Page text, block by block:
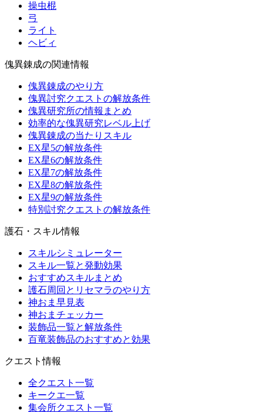
操虫棍
弓
ライト
ヘビィ
傀異錬成の関連情報
傀異錬成のやり方
傀異討究クエストの解放条件
傀異研究所の情報まとめ
効率的な傀異研究レベル上げ
傀異錬成の当たりスキル
EX星5の解放条件
EX星6の解放条件
EX星7の解放条件
EX星8の解放条件
EX星9の解放条件
特別討究クエストの解放条件
護石・スキル情報
スキルシミュレーター
スキル一覧と発動効果
おすすめスキルまとめ
護石周回とリセマラのやり方
神おま早見表
神おまチェッカー
装飾品一覧と解放条件
百竜装飾品のおすすめと効果
クエスト情報
全クエスト一覧
キークエ一覧
集会所クエスト一覧